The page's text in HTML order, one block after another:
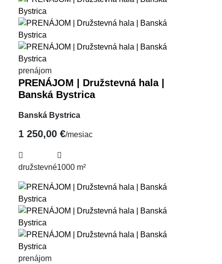
prenájom
PRENÁJOM | Družstevná hala |
Banská Bystrica
Banská Bystrica
1 250,00 €/mesiac
družstevné1000 m²
prenájom